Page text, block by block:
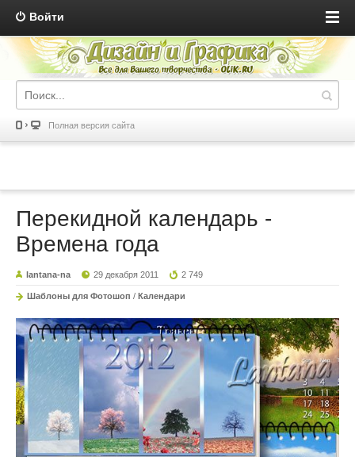
Войти
Полная версия сайта
Перекидной календарь -
Времена года
lantana-na 29 декабря 2011 2 749
Шаблоны для Фотошоп / Календари